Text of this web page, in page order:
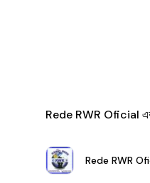
Rede RWR Oficial এর
Rede RWR